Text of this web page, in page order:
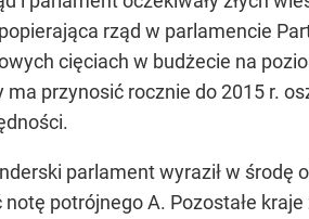
rząd w parlamencie
cięciach w budżecie na
przynosić rocznie do 2015 r.
parlament wyraził w
potrójnego A. Pozostałe